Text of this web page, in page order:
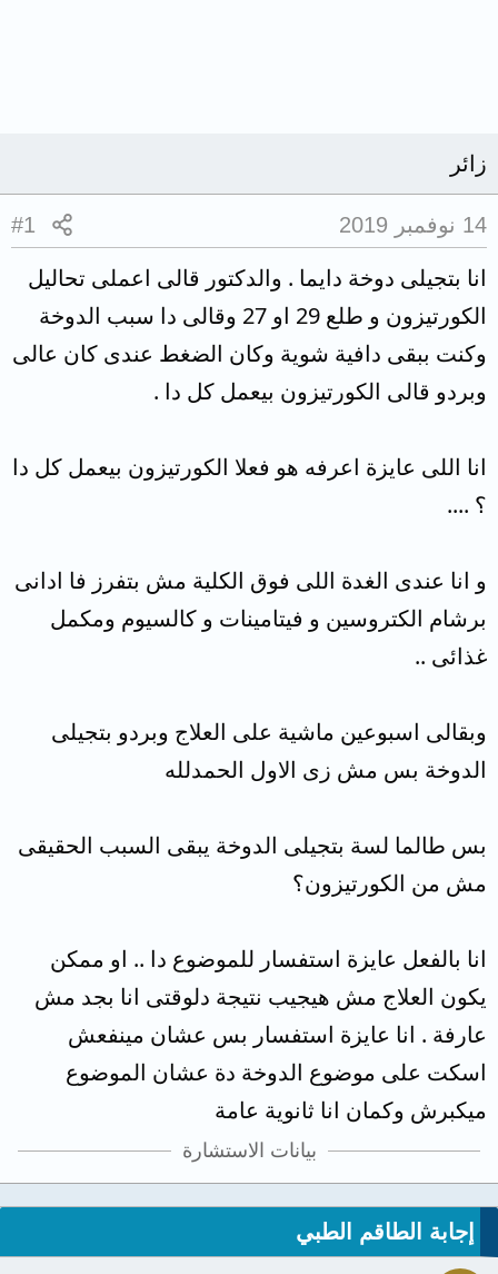
زائر
14 نوفمبر 2019 #1
انا بتجيلى دوخة دايما . والدكتور قالى اعملى تحاليل
الكورتيزون و طلع 29 او 27 وقالى دا سبب الدوخة
وكنت ببقى دافية شوية وكان الضغط عندى كان عالى
وبردو قالى الكورتيزون بيعمل كل دا .
انا اللى عايزة اعرفه هو فعلا الكورتيزون بيعمل كل دا
؟ ....
و انا عندى الغدة اللى فوق الكلية مش بتفرز فا ادانى
برشام الكتروسين و فيتامينات و كالسيوم ومكمل
غذائى ..
وبقالى اسبوعين ماشية على العلاج وبردو بتجيلى
الدوخة بس مش زى الاول الحمدلله
بس طالما لسة بتجيلى الدوخة يبقى السبب الحقيقى
مش من الكورتيزون؟
انا بالفعل عايزة استفسار للموضوع دا .. او ممكن
يكون العلاج مش هيجيب نتيجة دلوقتى انا بجد مش
عارفة . انا عايزة استفسار بس عشان مينفعش
اسكت على موضوع الدوخة دة عشان الموضوع
ميكبرش وكمان انا ثانوية عامة
بيانات الاستشارة
إجابة الطاقم الطبي